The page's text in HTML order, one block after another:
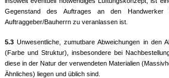
Gegenstand des Auftrages an den
Auftraggeber/Bauherrn zu veranlassen ist.
5.3 Unwesentliche, zumutbare Abweichungen in den
(Farbe und Struktur), insbesondere bei
diese in der Natur der verwendeten Materialien
Ähnliches) liegen und üblich sind.